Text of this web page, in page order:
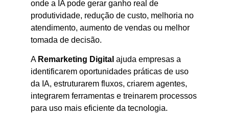
onde a IA pode gerar ganho real de
produtividade, redução de custo, melhoria no
atendimento, aumento de vendas ou melhor
tomada de decisão.
A Remarketing Digital ajuda empresas a
identificarem oportunidades práticas de uso
da IA, estruturarem fluxos, criarem agentes,
integrarem ferramentas e treinarem processos
para uso mais eficiente da tecnologia.